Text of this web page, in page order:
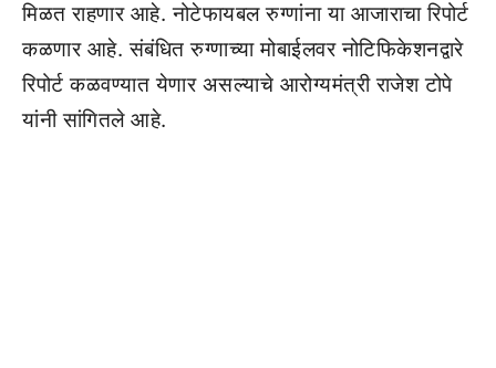
मिळत राहणार आहे. नोटेफायबल रुग्णांना या आजाराचा रिपोर्ट
कळणार आहे. संबंधित रुग्णाच्या मोबाईलवर नोटिफिकेशनद्वारे
रिपोर्ट कळवण्यात येणार असल्याचे आरोग्यमंत्री राजेश टोपे
यांनी सांगितले आहे.